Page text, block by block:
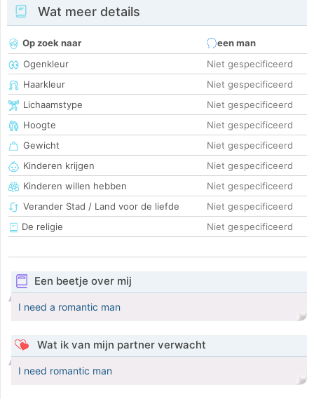
Wat meer details
Op zoek naar
een man
Ogenkleur
Niet gespecificeerd
Haarkleur
Niet gespecificeerd
Lichaamstype
Niet gespecificeerd
Hoogte
Niet gespecificeerd
Gewicht
Niet gespecificeerd
Kinderen krijgen
Niet gespecificeerd
Kinderen willen hebben
Niet gespecificeerd
Verander Stad / Land voor de liefde
Niet gespecificeerd
De religie
Niet gespecificeerd
Een beetje over mij
I need a romantic man
Wat ik van mijn partner verwacht
I need romantic man